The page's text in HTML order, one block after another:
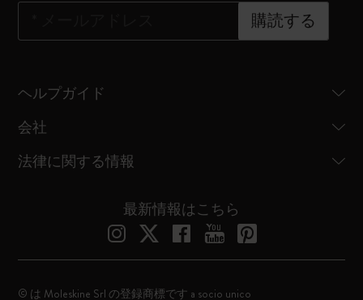
購読する
ヘルプガイド
会社
法律に関する情報
最新情報はこちら
© は Moleskine Srl の登録商標です a socio unico